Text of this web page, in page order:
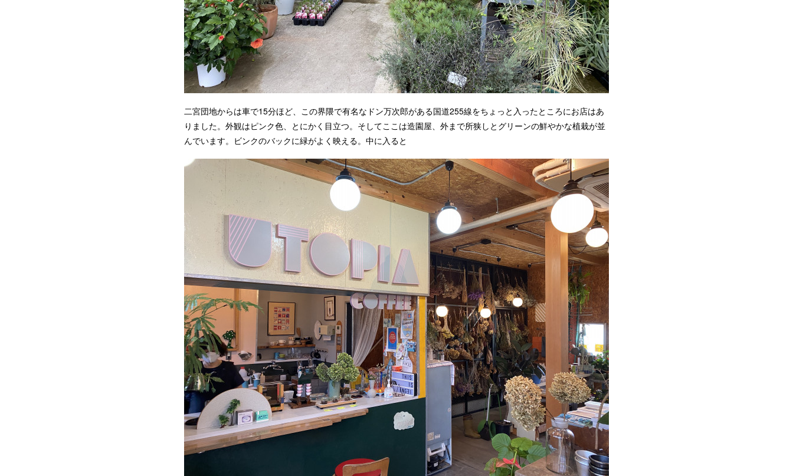
二宮団地からは車で15分ほど、この界隈で有名なドン万次郎がある国道255線をちょっと入ったところにお店はあ
りました。外観はピンク色、とにかく目立つ。そしてここは造園屋、外まで所狭しとグリーンの鮮やかな植栽が並
んでいます。ビンクのバックに緑がよく映える。中に入ると